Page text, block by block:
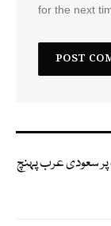
for the next
سعودی عرب پہنچ